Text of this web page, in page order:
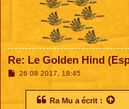
Re: Le Golden Hind
M26 08 2017, 18:45
Ra Mu a écrit :